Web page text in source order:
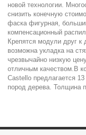
новой технологии.
снизить конечную
фаска фигурная,
компенсационный
Крепятся модули друг к
возможна укладка на
чрезвычайно низкую
отличным качеством.В
Castello предлагается
пород дерева. Толщина